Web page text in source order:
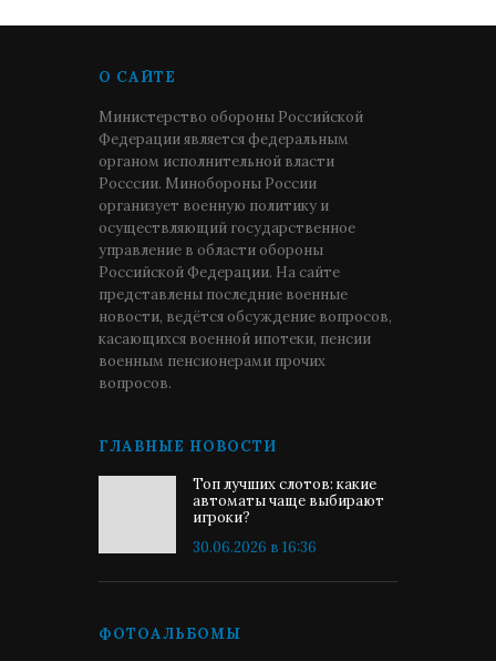
О САЙТЕ
Министерство обороны Российской
Федерации является федеральным
органом исполнительной власти
Росссии. Минобороны России
организует военную политику и
осуществляющий государственное
управление в области обороны
Российской Федерации. На сайте
представлены последние военные
новости, ведётся обсуждение вопросов,
касающихся военной ипотеки, пенсии
военным пенсионерами прочих
вопросов.
ГЛАВНЫЕ НОВОСТИ
Топ лучших слотов: какие
автоматы чаще выбирают
игроки?
30.06.2026 в 16:36
ФОТОАЛЬБОМЫ